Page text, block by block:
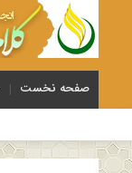
صفحه نخست